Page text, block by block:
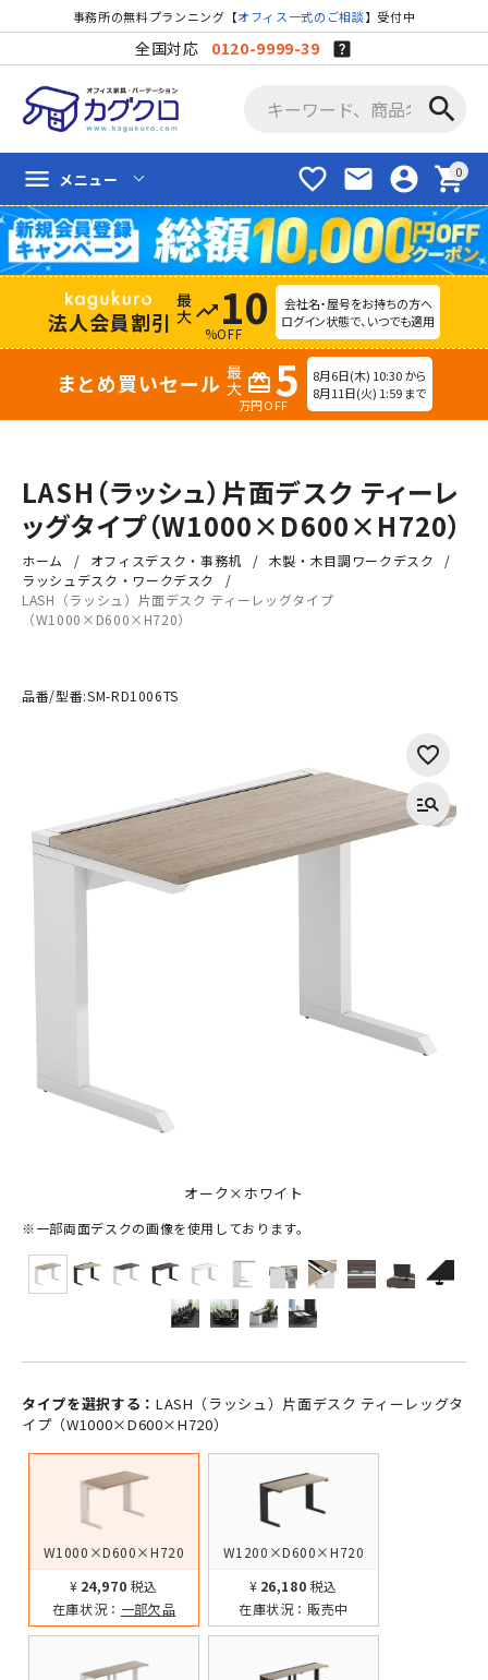
事務所の無料プランニング【オフィス一式のご相談】受付中
全国対応 0120-9999-39
search
favorite_border mail account_circle shopping_cart
menu メニュー
法人会員割引 trending_up 10
%OFF
会社名・屋号をお持ちの方へ
ログイン状態で、いつでも適用
まとめ買いセール redeem 5
万円OFF
8月6日(木) 10:30 から
8月11日(火) 1:59 まで
LASH（ラッシュ）片面デスク ティーレ
ッグタイプ（W1000×D600×H720）
ホーム オフィスデスク・事務机
木製・木目調ワークデスク
ラッシュデスク・ワークデスク
LASH（ラッシュ）片面デスク ティーレッグタイプ
（W1000×D600×H720）
品番/型番:SM-RD1006TS
オーク×ホワイト
※一部両面デスクの画像を使用しております。
タイプを選択する： LASH（ラッシュ）片面デスク ティーレッグタ
イプ（W1000×D600×H720）
W1000×D600×H720
¥24,970 税込
在庫状況： 一部欠品
W1200×D600×H720
¥26,180 税込
在庫状況： 販売中